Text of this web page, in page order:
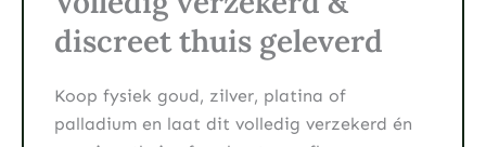
discreet thuis geleverd
Koop fysiek goud, zilver, platina of
palladium en laat dit volledig verzekerd én